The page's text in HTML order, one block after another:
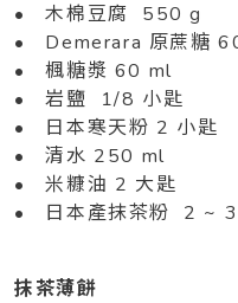
• 木棉豆腐 550 g
• Demerara 原蔗糖
• 楓糖漿 60 ml
• 岩鹽 1/8 小匙
• 日本寒天粉 2 小匙
• 清水 250 ml
• 米糠油 2 大匙
• 日本產抹茶粉 2 ~ 3
抹茶薄餅